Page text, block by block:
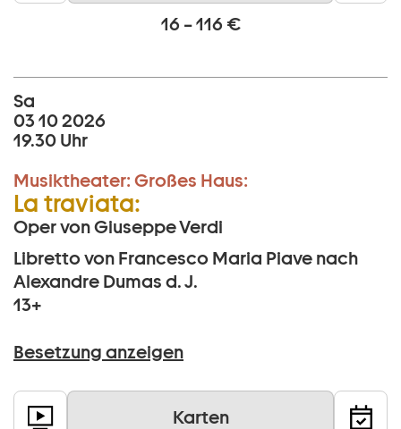
16 – 116 €
Sa
03 10 2026
19.30 Uhr
Musiktheater: Großes Haus:
La traviata:
Oper von Giuseppe Verdi
Libretto von Francesco Maria Piave nach
Alexandre Dumas d. J.
13+
Besetzung anzeigen
Karten